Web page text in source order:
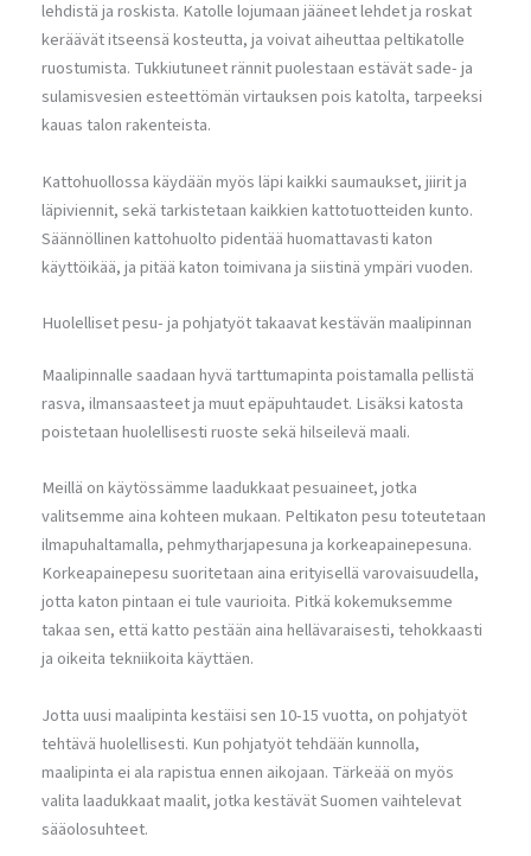
lehdistä ja roskista. Katolle lojumaan jääneet lehdet ja roskat
keräävät itseensä kosteutta, ja voivat aiheuttaa peltikatolle
ruostumista. Tukkiutuneet rännit puolestaan estävät sade- ja
sulamisvesien esteettömän virtauksen pois katolta, tarpeeksi
kauas talon rakenteista.
Kattohuollossa käydään myös läpi kaikki saumaukset, jiirit ja
läpiviennit, sekä tarkistetaan kaikkien kattotuotteiden kunto.
Säännöllinen kattohuolto pidentää huomattavasti katon
käyttöikää, ja pitää katon toimivana ja siistinä ympäri vuoden.
Huolelliset pesu- ja pohjatyöt takaavat kestävän maalipinnan
Maalipinnalle saadaan hyvä tarttumapinta poistamalla pellistä
rasva, ilmansaasteet ja muut epäpuhtaudet. Lisäksi katosta
poistetaan huolellisesti ruoste sekä hilseilevä maali.
Meillä on käytössämme laadukkaat pesuaineet, jotka
valitsemme aina kohteen mukaan. Peltikaton pesu toteutetaan
ilmapuhaltamalla, pehmytharjapesuna ja korkeapainepesuna.
Korkeapainepesu suoritetaan aina erityisellä varovaisuudella,
jotta katon pintaan ei tule vaurioita. Pitkä kokemuksemme
takaa sen, että katto pestään aina hellävaraisesti, tehokkaasti
ja oikeita tekniikoita käyttäen.
Jotta uusi maalipinta kestäisi sen 10-15 vuotta, on pohjatyöt
tehtävä huolellisesti. Kun pohjatyöt tehdään kunnolla,
maalipinta ei ala rapistua ennen aikojaan. Tärkeää on myös
valita laadukkaat maalit, jotka kestävät Suomen vaihtelevat
sääolosuhteet.